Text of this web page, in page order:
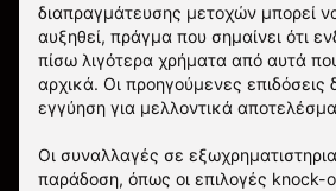
διαπραγμάτευσης μετοχών μπορεί
αυξηθεί, πράγμα που σημαίνει ότι
πίσω λιγότερα χρήματα από αυτά
αρχικά. Οι προηγούμενες επιδόσεις
εγγύηση για μελλοντικά
Οι συναλλαγές σε
παράδοση, όπως οι επιλογές knock-